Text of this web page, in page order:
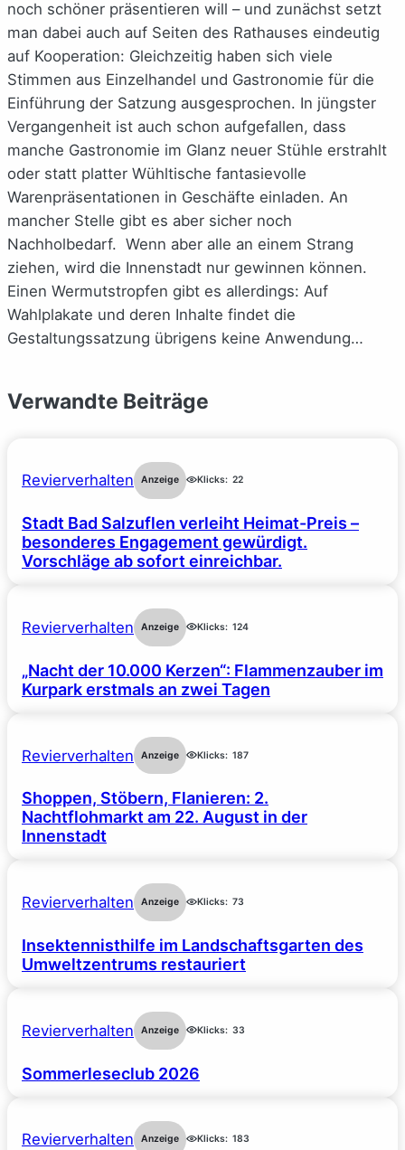
noch schöner präsentieren will – und zunächst setzt
man dabei auch auf Seiten des Rathauses eindeutig
auf Kooperation: Gleichzeitig haben sich viele
Stimmen aus Einzelhandel und Gastronomie für die
Einführung der Satzung ausgesprochen. In jüngster
Vergangenheit ist auch schon aufgefallen, dass
manche Gastronomie im Glanz neuer Stühle erstrahlt
oder statt platter Wühltische fantasievolle
Warenpräsentationen in Geschäfte einladen. An
mancher Stelle gibt es aber sicher noch
Nachholbedarf. Wenn aber alle an einem Strang
ziehen, wird die Innenstadt nur gewinnen können.
Einen Wermutstropfen gibt es allerdings: Auf
Wahlplakate und deren Inhalte findet die
Gestaltungssatzung übrigens keine Anwendung…
Verwandte Beiträge
Revierverhalten Anzeige Klicks: 22
Stadt Bad Salzuflen verleiht Heimat-Preis –
besonderes Engagement gewürdigt.
Vorschläge ab sofort einreichbar.
Revierverhalten Anzeige Klicks: 124
„Nacht der 10.000 Kerzen“: Flammenzauber im
Kurpark erstmals an zwei Tagen
Revierverhalten Anzeige Klicks: 187
Shoppen, Stöbern, Flanieren: 2.
Nachtflohmarkt am 22. August in der
Innenstadt
Revierverhalten Anzeige Klicks: 73
Insektennisthilfe im Landschaftsgarten des
Umweltzentrums restauriert
Revierverhalten Anzeige Klicks: 33
Sommerleseclub 2026
Revierverhalten Anzeige Klicks: 183